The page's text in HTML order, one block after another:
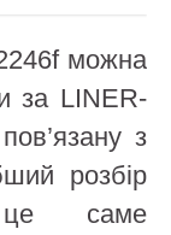
можна
за LINER-
з
розбір
це саме